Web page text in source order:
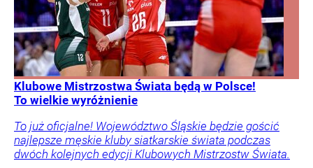
Klubowe Mistrzostwa Świata będą w Polsce!
To wielkie wyróżnienie
To już oficjalne! Województwo Śląskie będzie gościć
najlepsze męskie kluby siatkarskie świata podczas
dwóch kolejnych edycji Klubowych Mistrzostw Świata.